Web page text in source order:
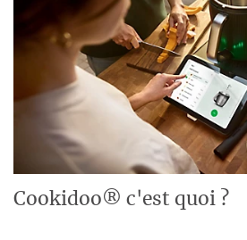
Cookidoo® c'est quoi ?